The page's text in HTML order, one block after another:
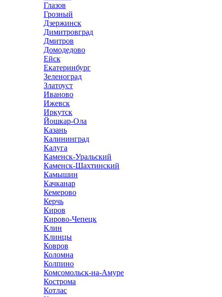
Глазов
Грозный
Дзержинск
Димитровград
Дмитров
Домодедово
Ейск
Екатеринбург
Зеленоград
Златоуст
Иваново
Ижевск
Иркутск
Йошкар-Ола
Казань
Калининград
Калуга
Каменск-Уральский
Каменск-Шахтинский
Камышин
Качканар
Кемерово
Керчь
Киров
Кирово-Чепецк
Клин
Клинцы
Ковров
Коломна
Колпино
Комсомольск-на-Амуре
Кострома
Котлас